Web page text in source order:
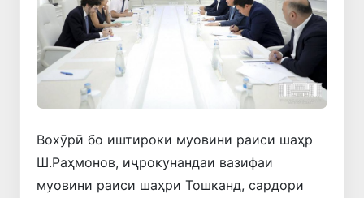
Вохӯрӣ бо иштироки муовини раиси шаҳр
Ш.Раҳмонов, иҷрокунандаи вазифаи
муовини раиси шаҳри Тошканд, сардори